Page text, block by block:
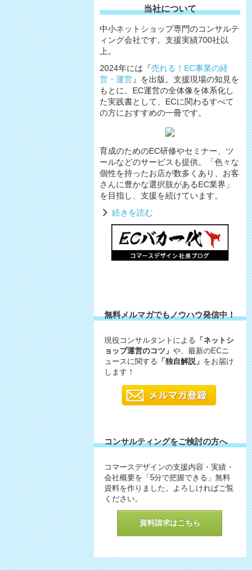
当社について
中小ネットショップ専門のコンサルテ
ィング会社です。支援実績700社以
上。
2024年には『売れる！EC事業の経
営・運営』を出版。支援現場の知見を
もとに、EC運営の全体像を体系化し
た実践書として、ECに関わるすべて
の方におすすめの一冊です。
育成のためのEC研修やセミナー、ツ
ールなどのサービスも提供。「色々な
個性を持ったお店が数多くあり、お客
さんに豊かな選択肢があるEC業界」
を目指し、支援を続けています。
続きを読む
無料メルマガでもノウハウ発信中！
現役コンサルタントによる 「ネットシ
ョップ運営のコツ」 や、最新のECニ
ュースに関する 「独自解説」 をお届け
します！
コンサルティングをご検討の方へ
コマースデザインの支援内容・実績・
会社概要を「5分で把握できる」無料
資料を作りました。よろしければご覧
ください。
資料請求はこちら